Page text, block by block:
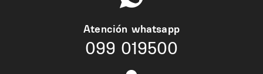
Atención whatsapp
099 019500